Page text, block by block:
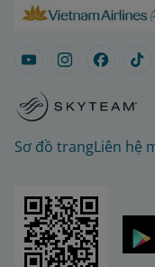
Sơ đồ trangLiên hệ